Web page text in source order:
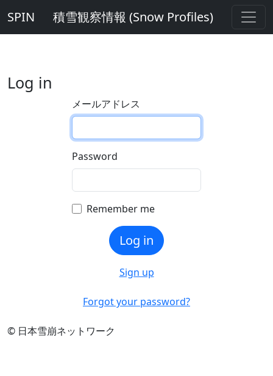
SPIN 積雪観察情報 (Snow Profiles)
Log in
メールアドレス
Password
Remember me
Sign up
Forgot your password?
© 日本雪崩ネットワーク